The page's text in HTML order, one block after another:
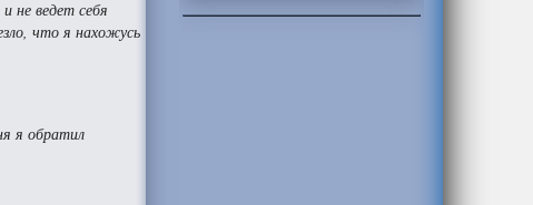
не ведет себя
что я нахожусь
я обратил